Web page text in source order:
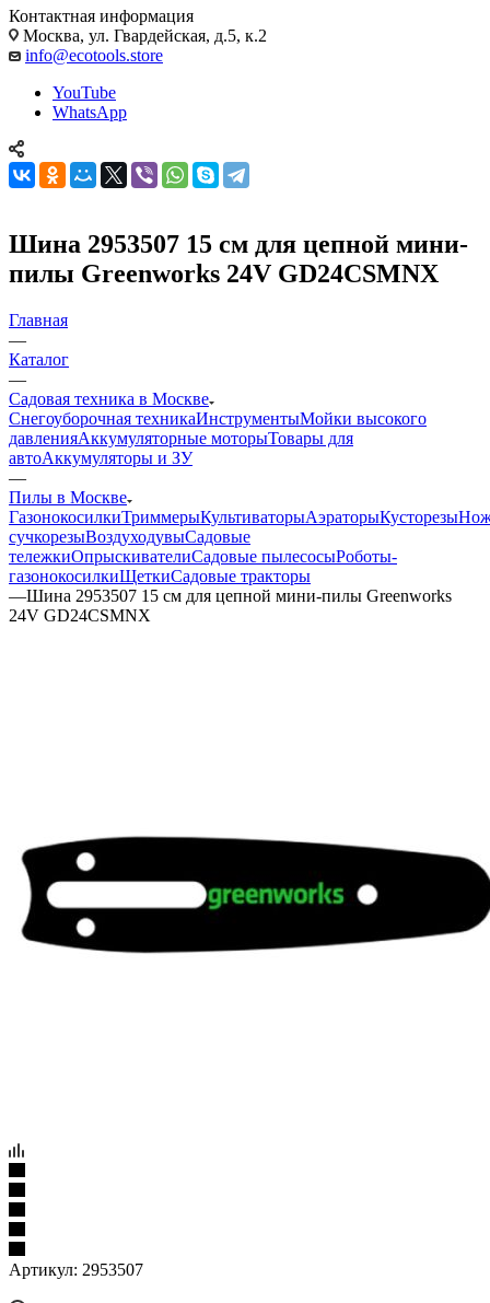
Контактная информация
Москва, ул. Гвардейская, д.5, к.2
info@ecotools.store
YouTube
WhatsApp
Шина 2953507 15 см для цепной мини-
пилы Greenworks 24V GD24CSMNX
Главная
—
Каталог
—
Садовая техника в Москве
Снегоуборочная техникаИнструментыМойки высокого
давленияАккумуляторные моторыТовары для
автоАккумуляторы и ЗУ
—
Пилы в Москве
ГазонокосилкиТриммерыКультиваторыАэраторыКусторезы
сучкорезыВоздуходувыСадовые
тележкиОпрыскивателиСадовые пылесосыРоботы-
газонокосилкиЩеткиСадовые тракторы
—Шина 2953507 15 см для цепной мини-пилы Greenworks
24V GD24CSMNX
Артикул: 2953507